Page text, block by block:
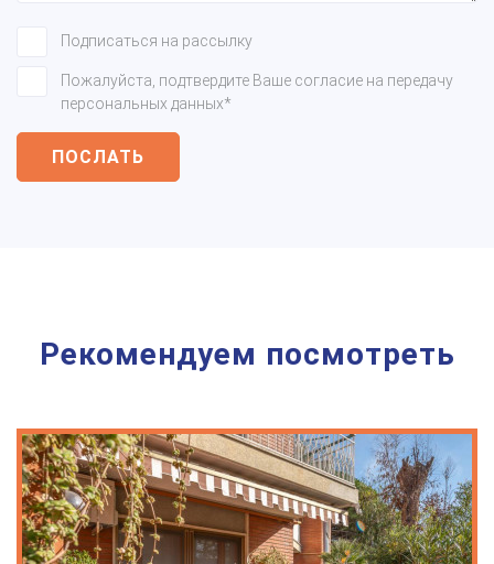
Подписаться на рассылку
Пожалуйста, подтвердите Ваше согласие на передачу
персональных данных*
ПОСЛАТЬ
Рекомендуем посмотреть